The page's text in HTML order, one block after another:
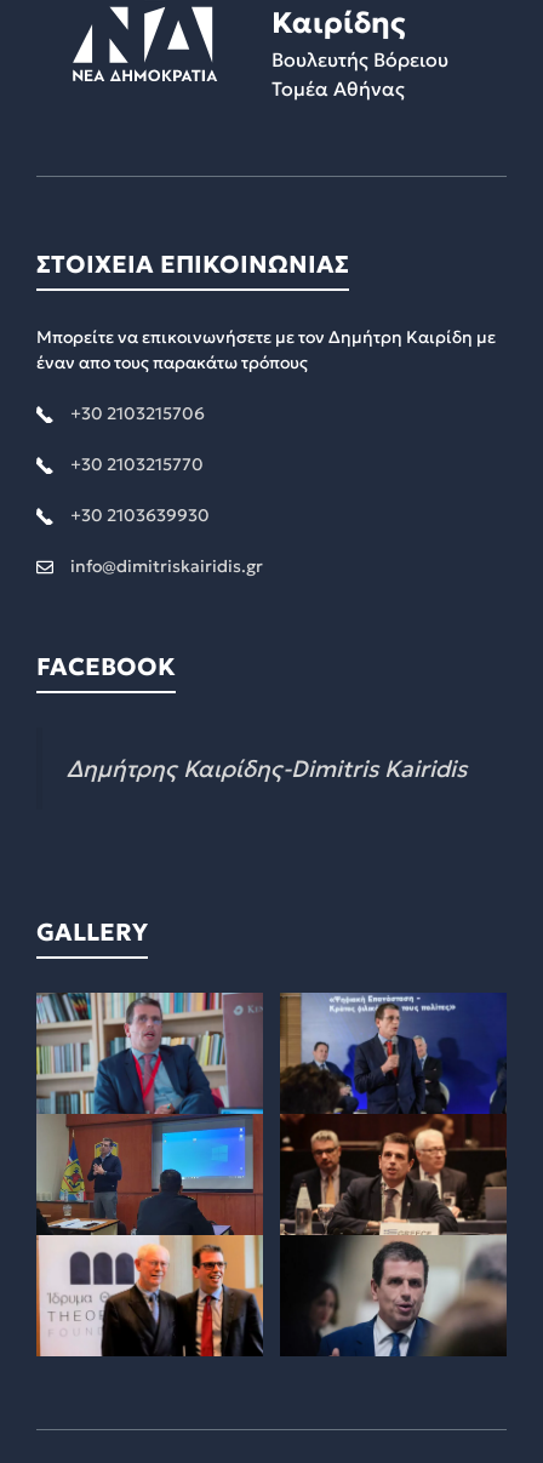
Καιρίδης
Βουλευτής Βόρειου
Τομέα Αθήνας
ΣΤΟΙΧΕΙΑ ΕΠΙΚΟΙΝΩΝΙΑΣ
Μπορείτε να επικοινωνήσετε με τον Δημήτρη Καιρίδη με
έναν απο τους παρακάτω τρόπους
+30 2103215706
+30 2103215770
+30 2103639930
info@dimitriskairidis.gr
FACEBOOK
Δημήτρης Καιρίδης-Dimitris Kairidis
GALLERY